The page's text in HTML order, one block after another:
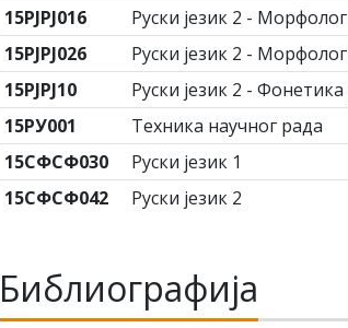
15РЈРЈ016
Руски језик 2 -
15РЈРЈ026
Руски језик 2 -
15РЈРЈ10
Руски језик 2 - Фонетика
15РУ001
Техника научног рада
15СФСФ030
Руски језик 1
15СФСФ042
Руски језик 2
Библиографија